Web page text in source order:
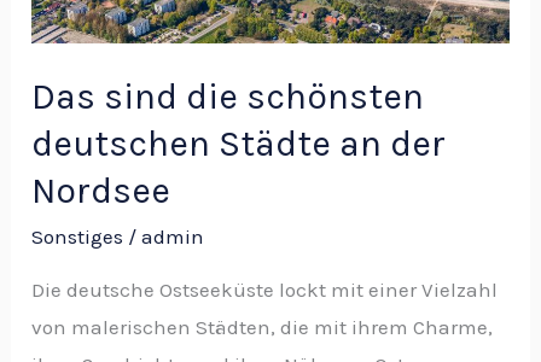
Das sind die schönsten
deutschen Städte an der
Nordsee
Sonstiges /admin
Die deutsche Ostseeküste lockt mit einer Vielzahl
von malerischen Städten, die mit ihrem Charme,
Nordsee